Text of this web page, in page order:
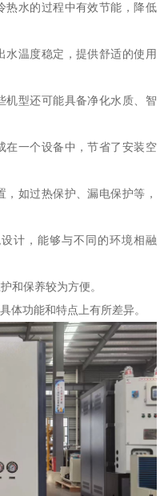
热水的过程中有效节能，降低
水温度稳定，提供舒适的使用
机型还可能具备净化水质、智
在一个设备中，节省了安装空
如过热保护、漏电保护等，
计，能够与不同的环境相融
和保养较为方便。
体功能和特点上有所差异。